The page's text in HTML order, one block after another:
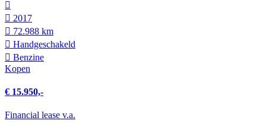
2017
72.988 km
Hand­geschakeld
Benzine
Kopen
€ 15.950,-
Financial lease v.a.